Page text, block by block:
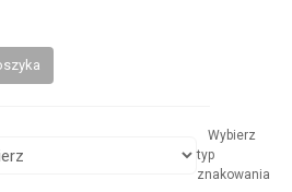
Wybierz
typ
znakowania